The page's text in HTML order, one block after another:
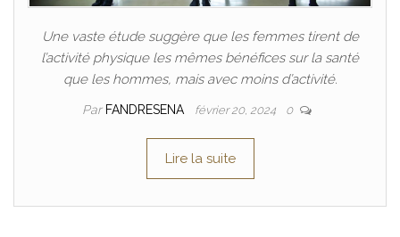
Une vaste étude suggère que les femmes tirent de
l’activité physique les mêmes bénéfices sur la santé
que les hommes, mais avec moins d’activité.
Par FANDRESENA février 20, 2024 0
Lire la suite